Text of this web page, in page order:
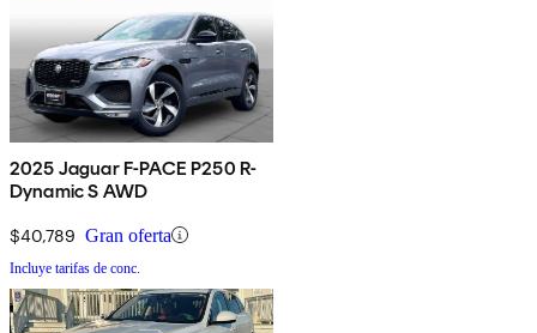
2025 Jaguar F-PACE P250 R-
Dynamic S AWD
$40,789 Gran oferta
Incluye tarifas de conc.